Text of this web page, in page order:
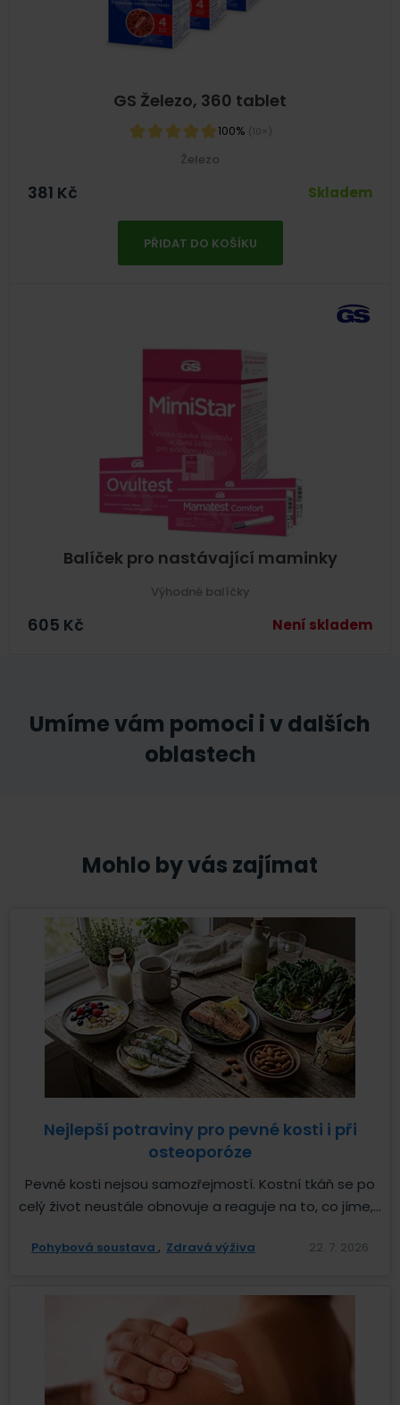
GS Železo, 360 tablet
100% (10×)
Železo
381 Kč Skladem
PŘIDAT DO KOŠÍKU
Balíček pro nastávající maminky
Výhodné balíčky
605 Kč Není skladem
Umíme vám pomoci i v dalších
oblastech
Mohlo by vás zajímat
Nejlepší potraviny pro pevné kosti i při
osteoporóze
Pevné kosti nejsou samozřejmostí. Kostní tkáň se po
celý život neustále obnovuje a reaguje na to, co jíme,...
Pohybová soustava Zdravá výživa 22. 7. 2026